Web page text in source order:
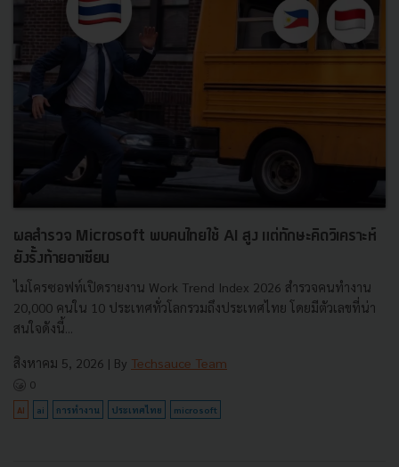
ผลสำรวจ Microsoft พบคนไทยใช้ AI สูง แต่ทักษะคิดวิเคราะห์
ยังรั้งท้ายอาเซียน
ไมโครซอฟท์เปิดรายงาน Work Trend Index 2026 สำรวจคนทำงาน
20,000 คนใน 10 ประเทศทั่วโลกรวมถึงประเทศไทย โดยมีตัวเลขที่น่า
สนใจดังนี้...
สิงหาคม 5, 2026 | By Techsauce Team
0
AI ai การทำงาน ประเทศไทย microsoft